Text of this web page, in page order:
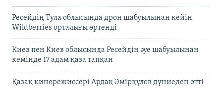
Ресейдің Тула облысында дрон шабуылынан кейін
Wildberries орталығы өртенді
Киев пен Киев облысында Ресейдің әуе шабуылынан
кемінде 17 адам қаза тапқан
Қазақ кинорежиссері Ардақ Әмірқұлов дүниеден өтті